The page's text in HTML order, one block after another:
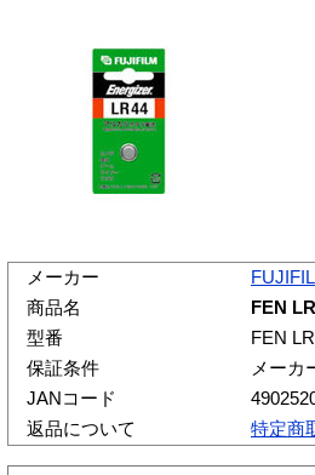
メーカー
商品名
FEN
型番
FEN
保証条件
メーカ
JANコード
返品について
特定商